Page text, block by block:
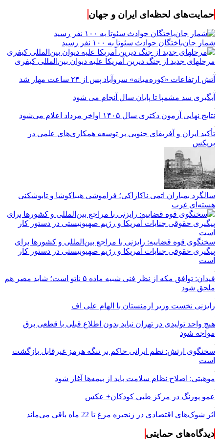
حمایت‌های لحظه‌ای ایران و جهان
شمار جان‌باختگان حوادث سئوتا به ۱۰۰ نفر رسید
مرحله‎ای جدید از جنگ دیرین آمریکا علیه دیوان بین‌المللی کیفری
آتش ارتفاعات «کوره‌میانه» سروآباد پس از ۲۴ ساعت مهار شد
آبگیری سد مشمپا تا پایان سال آنجام می شود
نتایج نهایی آزمون دکتری سال ۱۴۰۵ اواخر مرداد اعلام می‌شود
تأکید ایران و آفریقای جنوبی بر توسعه همکاری‌های علمی در
بریکس
سالگرد بمباران اتمی ناکازاکی؛ فراموشی هیباکوشا و تابوشکنی
هسته‌ای غرب
سخنگوی قوه قضاییه: رایزنی‌ با مراجع بین‌المللی و کشور‌ها برای
پیگیری حقوقی جنایات آمریکا و رژیم صهیونیستی در دستور کار
است
فیدان: توافق مکه از نظر فنی شبیه ماده ۵ ناتو است؛ شاید مصر هم
ملحق شود
رایزنی نخست وزیر ارمنستان با الهام علی اف
هیچ واحد تولیدی در تهران نباید بدون اطلاع قبلی با قطعی برق
مواجه شود
سخنگوی ارتش: نظم ایرانی حاکم بر تنگه هرمز غیرقابل بازگشت
است
موهبتی: اصلاح نظام سلامت باید از بیمه‌ها آغاز شود
عمو پورنگ در مرکز طبی کودکان+ عکس
اثر شوک‌های اقتصادی در زنجیره مرغ تا 22 ماه باقی می‌ماند
دیدگاه‌های حمایتی